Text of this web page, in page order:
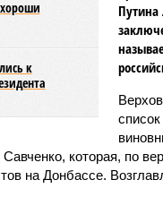
хороши
к
которая, по
на Донбассе.